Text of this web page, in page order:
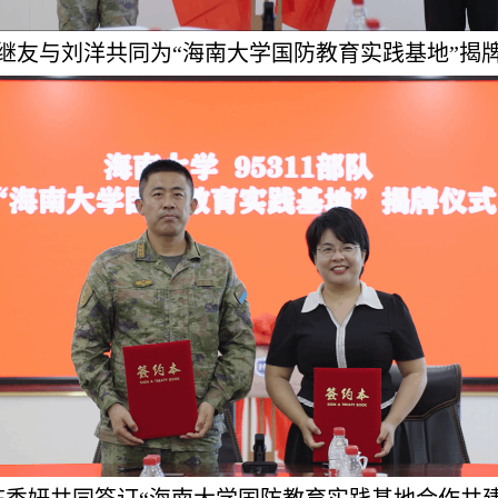
友与刘洋共同为“海南大学国防教育实践基地”揭